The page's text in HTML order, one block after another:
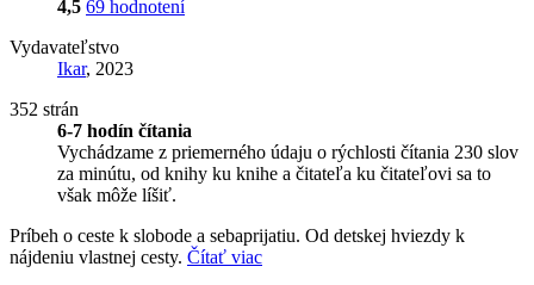
4,5 69 hodnotení
Vydavateľstvo
Ikar, 2023
352 strán
6-7 hodín čítania
Vychádzame z priemerného údaju o rýchlosti čítania 230 slov
za minútu, od knihy ku knihe a čitateľa ku čitateľovi sa to
však môže líšiť.
Príbeh o ceste k slobode a sebaprijatiu. Od detskej hviezdy k
nájdeniu vlastnej cesty. Čítať viac